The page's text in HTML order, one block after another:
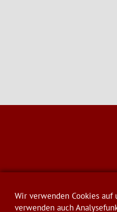
Wir verwenden Cookies
verwenden auch